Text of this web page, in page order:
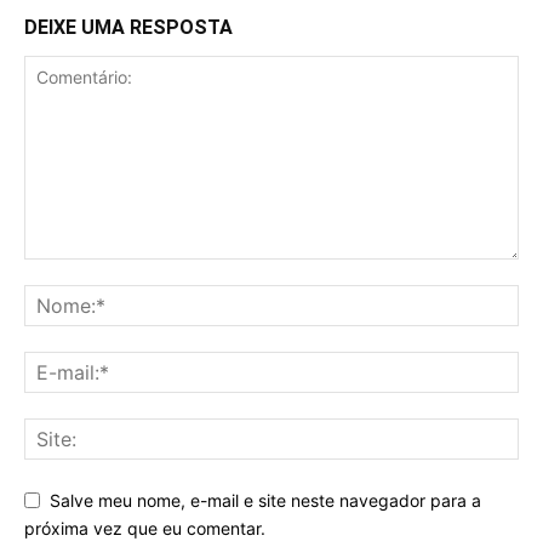
DEIXE UMA RESPOSTA
Salve meu nome, e-mail e site neste navegador para a
próxima vez que eu comentar.